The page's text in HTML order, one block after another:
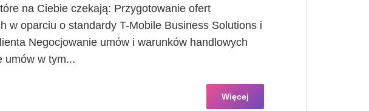
na Ciebie czekają: Przygotowanie ofert
w oparciu o standardy T-Mobile Business Solutions i
Negocjowanie umów i warunków handlowych
umów w tym...
Więcej